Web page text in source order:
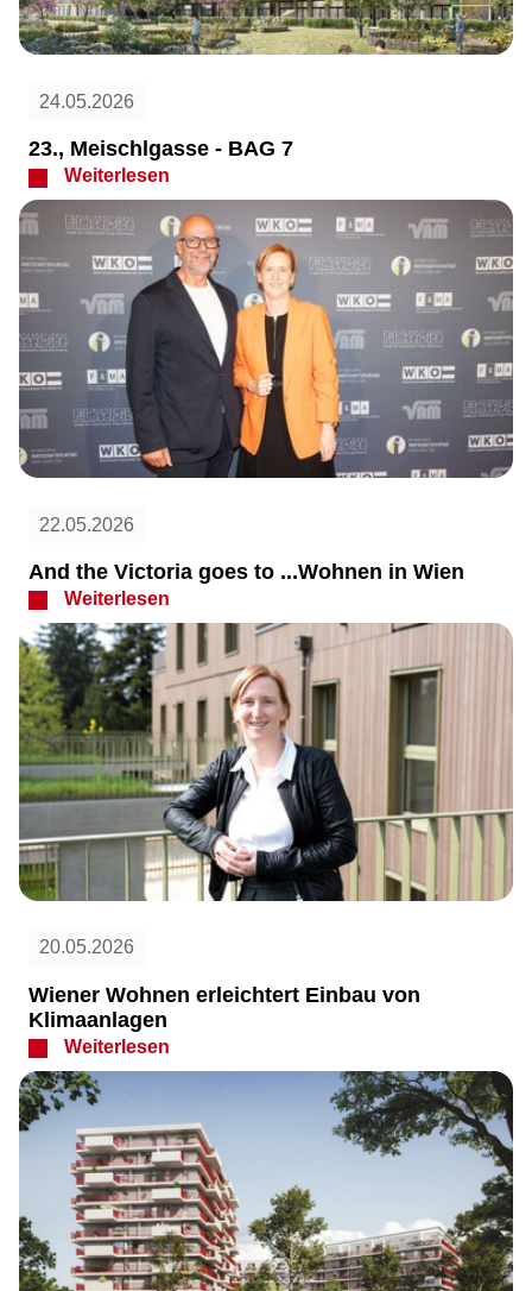
24.05.2026
23., Meischlgasse - BAG 7
Weiterlesen
22.05.2026
And the Victoria goes to ...Wohnen in Wien
Weiterlesen
20.05.2026
Wiener Wohnen erleichtert Einbau von
Klimaanlagen
Weiterlesen